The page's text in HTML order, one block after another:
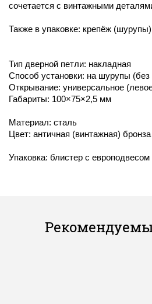
сочетается с винтажными
Также в упаковке: крепёж
Тип дверной петли: накладная
Способ установки: на шурупы (без
Открывание: универсальное
Габариты: 100×75×2,5 мм
Материал: сталь
Цвет: античная (винтажная) бронза
Упаковка: блистер с европодвесом